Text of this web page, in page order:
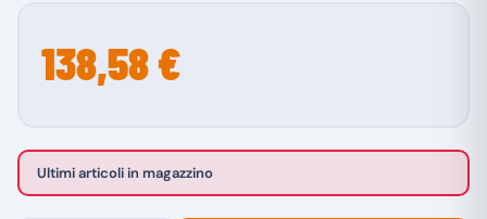
138,58 €
Ultimi articoli in magazzino